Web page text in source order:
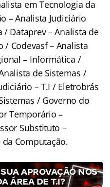
em Tecnologia da
– Analista Judiciário
Dataprev – Analista de
/ Codevasf – Analista
– Informática /
de Sistemas /
– T.I / Eletrobrás
/ Governo do
Temporário –
Substituto –
Computação.
APROVAÇÃO NOS
ÁREA DE T.I?